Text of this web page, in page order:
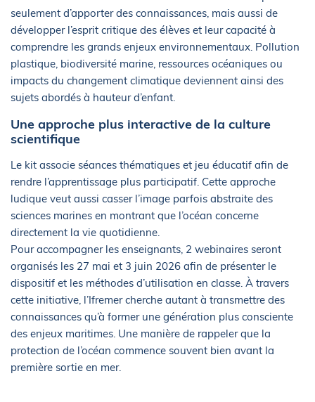
seulement d’apporter des connaissances, mais aussi de
développer l’esprit critique des élèves et leur capacité à
comprendre les grands enjeux environnementaux. Pollution
plastique, biodiversité marine, ressources océaniques ou
impacts du changement climatique deviennent ainsi des
sujets abordés à hauteur d’enfant.
Une approche plus interactive de la culture
scientifique
Le kit associe séances thématiques et jeu éducatif afin de
rendre l’apprentissage plus participatif. Cette approche
ludique veut aussi casser l’image parfois abstraite des
sciences marines en montrant que l’océan concerne
directement la vie quotidienne.
Pour accompagner les enseignants, 2 webinaires seront
organisés les 27 mai et 3 juin 2026 afin de présenter le
dispositif et les méthodes d’utilisation en classe. À travers
cette initiative, l’Ifremer cherche autant à transmettre des
connaissances qu’à former une génération plus consciente
des enjeux maritimes. Une manière de rappeler que la
protection de l’océan commence souvent bien avant la
première sortie en mer.